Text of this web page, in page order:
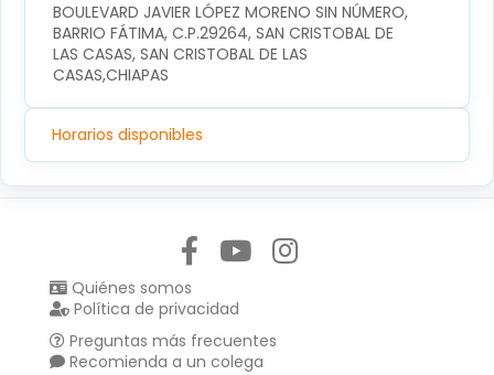
BOULEVARD JAVIER LÓPEZ MORENO SIN NÚMERO,
BARRIO FÁTIMA, C.P.29264, SAN CRISTOBAL DE
LAS CASAS, SAN CRISTOBAL DE LAS
CASAS,CHIAPAS
Horarios disponibles
Quiénes somos
Política de privacidad
Preguntas más frecuentes
Recomienda a un colega